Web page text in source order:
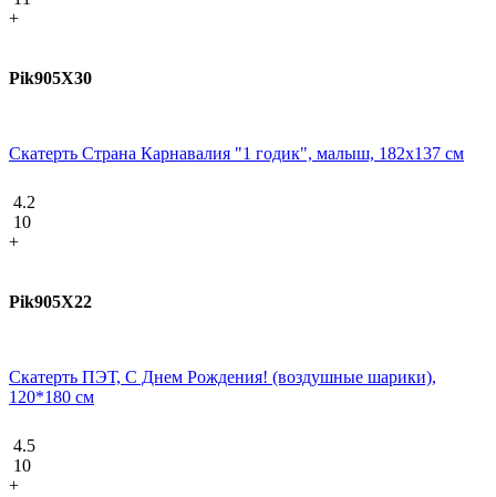
+
Pik905X30
Скатерть Страна Карнавалия "1 годик", малыш, 182х137 см
4.2
10
+
Pik905X22
Скатерть ПЭТ, С Днем Рождения! (воздушные шарики),
120*180 см
4.5
10
+